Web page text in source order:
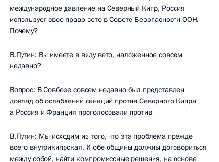
международное давление на Северный Кипр, Россия
использует свое право вето в Совете Безопасности ООН.
Почему?
В.Путин: Вы имеете в виду вето, наложенное совсем
недавно?
Вопрос: В Совбезе совсем недавно был представлен
доклад об ослаблении санкций против Северного Кипра,
а Россия и Франция проголосовали против.
В.Путин: Мы исходим из того, что эта проблема прежде
всего внутрикипрская. И обе общины должны договориться
между собой, найти компромиссные решения, на основе